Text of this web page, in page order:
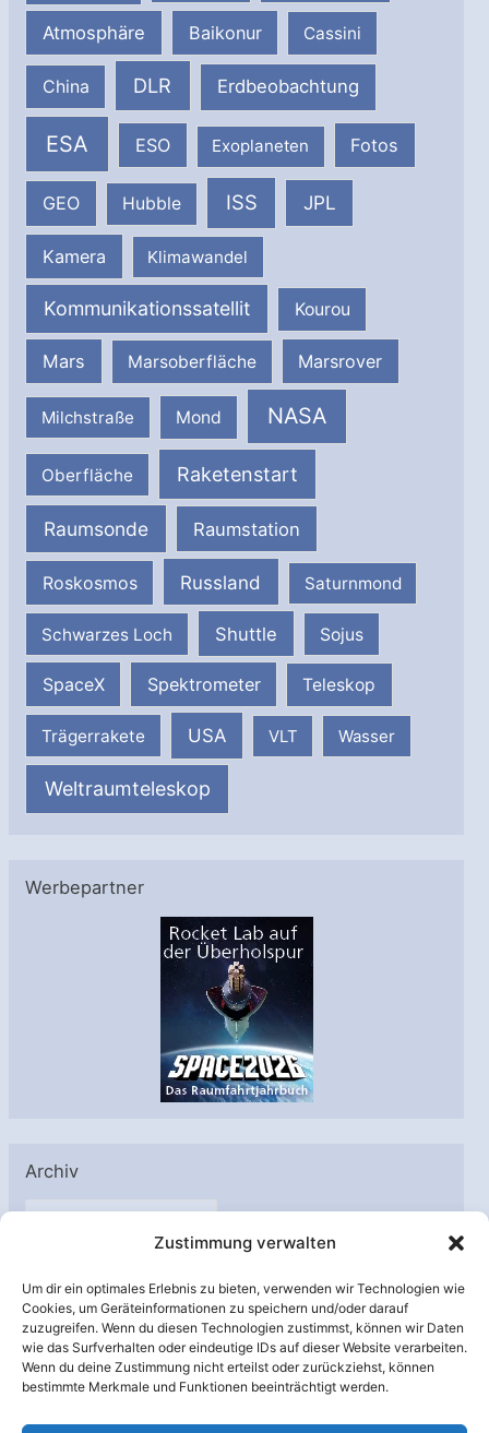
Zustimmung verwalten
Um dir ein optimales Erlebnis zu bieten, verwenden wir Technologien wie
Cookies, um Geräteinformationen zu speichern und/oder darauf
zuzugreifen. Wenn du diesen Technologien zustimmst, können wir Daten
wie das Surfverhalten oder eindeutige IDs auf dieser Website verarbeiten.
Wenn du deine Zustimmung nicht erteilst oder zurückziehst, können
bestimmte Merkmale und Funktionen beeinträchtigt werden.
Atmosphäre Baikonur Cassini
China DLR Erdbeobachtung
ESA ESO Exoplaneten Fotos
GEO Hubble ISS JPL
Kamera Klimawandel
Kommunikationssatellit Kourou
Mars Marsoberfläche Marsrover
Milchstraße Mond NASA
Oberfläche Raketenstart
Raumsonde Raumstation
Roskosmos Russland Saturnmond
Schwarzes Loch Shuttle Sojus
SpaceX Spektrometer Teleskop
Trägerrakete USA VLT Wasser
Weltraumteleskop
Werbepartner
Archiv
A
h
i
v
Unterstützt von: